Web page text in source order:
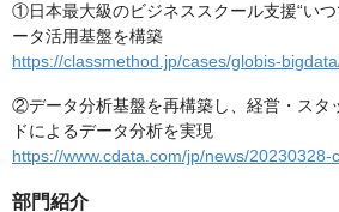
①日本最大級のビジネススクール支援“い
ータ活用基盤を構築
https://classmethod.jp/cases/globis-
②データ分析基盤を再構築し、経営・スタ
ドによるデータ分析を実現
https://www.cdata.com/jp/news/20230328-
部門紹介